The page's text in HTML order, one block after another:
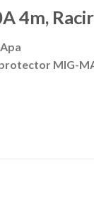
4m,
MIG-